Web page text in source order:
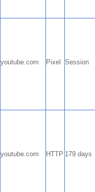
youtube.com Pixel Session
youtube.com HTTP 179 days